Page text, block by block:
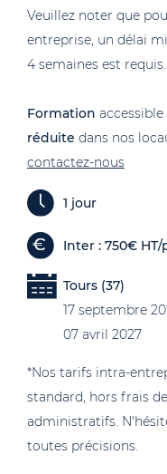
Veuillez noter que
entreprise, un délai
4 semaines est requis.
Formation accessible
réduite dans nos
contactez-nous
1 jour
Inter : 750€ HT/
Tours (37)
17 septembre
07 avril 2027
*Nos tarifs intra-
standard, hors frais
administratifs.
toutes précisions.